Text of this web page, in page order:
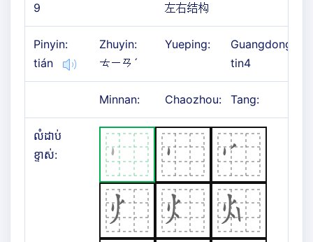
9
左右结构
Pinyin:
tián
Zhuyin:
ㄊㄧㄢˊ
Yueping:
Guangdong:
tin4
Minnan: Chaozhou: Tang:
លំដាប់
ខ្ទាស់: